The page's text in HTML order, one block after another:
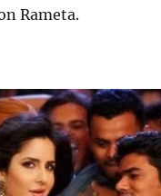
Rameta.